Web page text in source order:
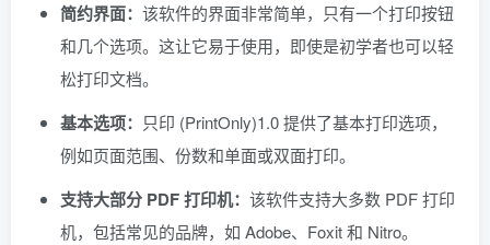
简约界面： 该软件的界面非常简单，只有一个打印按钮
和几个选项。这让它易于使用，即使是初学者也可以轻
松打印文档。
基本选项： 只印 (PrintOnly)1.0 提供了基本打印选项，
例如页面范围、份数和单面或双面打印。
支持大部分 PDF 打印机： 该软件支持大多数 PDF 打印
机，包括常见的品牌，如 Adobe、Foxit 和 Nitro。